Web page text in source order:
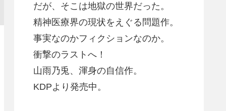
だが、そこは地獄の世界だった。
精神医療界の現状をえぐる問題作。
事実なのかフィクションなのか。
衝撃のラストへ！
山雨乃兎、渾身の自信作。
KDPより発売中。